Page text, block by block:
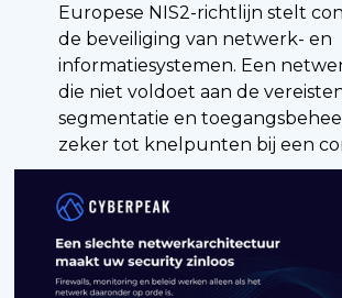
Europese NIS2-richtlijn stelt
de beveiliging van netwerk- en
informatiesystemen. Een
die niet voldoet aan de
segmentatie en
zeker tot knelpunten bij een